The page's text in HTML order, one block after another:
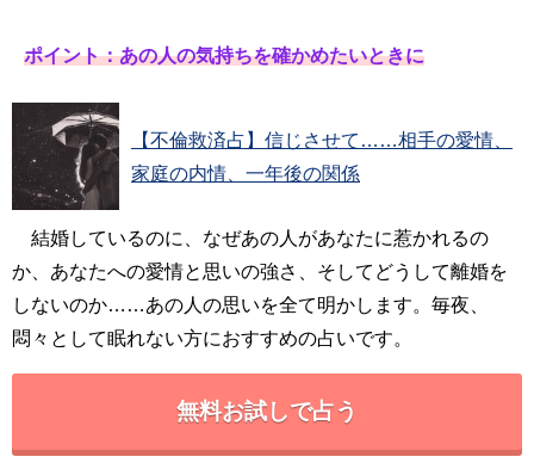
ポイント：あの人の気持ちを確かめたいときに
【不倫救済占】信じさせて……相手の愛情、
家庭の内情、一年後の関係
結婚しているのに、なぜあの人があなたに惹かれるの
か、あなたへの愛情と思いの強さ、そしてどうして離婚を
しないのか……あの人の思いを全て明かします。毎夜、
悶々として眠れない方におすすめの占いです。
無料お試しで占う